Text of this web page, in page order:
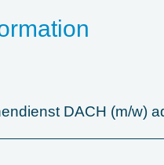
DACH (m/w)